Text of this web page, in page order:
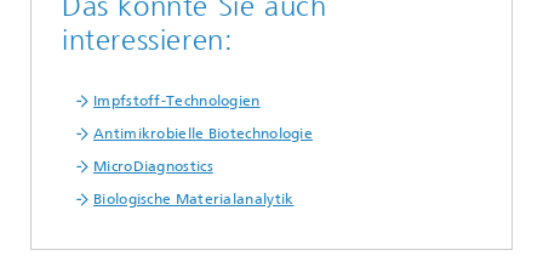
interessieren:
Impfstoff-Technologien
Antimikrobielle Biotechnologie
MicroDiagnostics
Biologische Materialanalytik